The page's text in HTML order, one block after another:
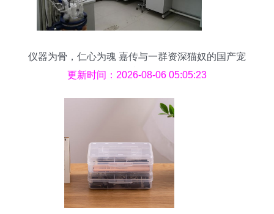
仪器为骨，仁心为魂 嘉传与一群资深猫奴的国产宠
粮长征
更新时间：2026-08-06 05:05:23